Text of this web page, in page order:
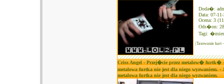
Doda�:
Data: 07-
Ocena: 3
Ods�on:
Tagi:
|Tasowanie
Criss Angel - Przej�cie przez metalow�
metalowa furtka nie jest dla niego
metalowa furtka nie jest dla niego wyzwaniem.